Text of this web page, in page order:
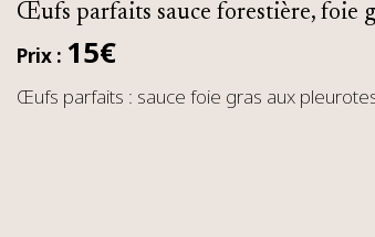
Œufs parfaits sauce forestière, foie
Prix : 15€
Œufs parfaits : sauce foie gras aux